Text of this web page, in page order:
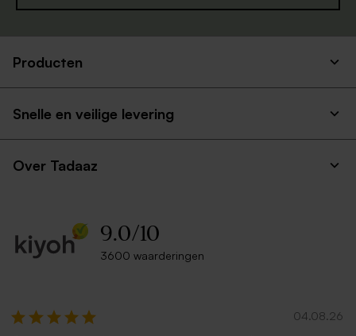
Producten
Snelle en veilige levering
Over Tadaaz
9.0/10
3600 waarderingen
04.08.26